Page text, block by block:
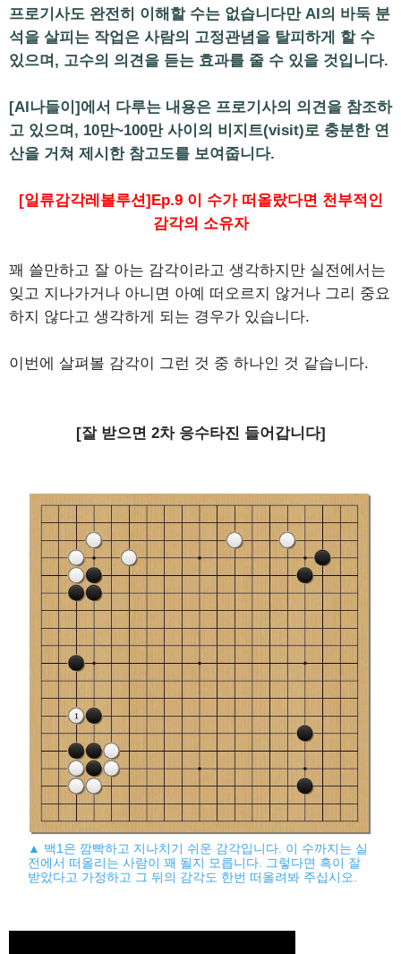
프로기사도 완전히 이해할 수는 없습니다만 AI의 바둑 분
석을 살피는 작업은 사람의 고정관념을 탈피하게 할 수
있으며, 고수의 의견을 듣는 효과를 줄 수 있을 것입니다.
[AI나들이]에서 다루는 내용은 프로기사의 의견을 참조하
고 있으며, 10만~100만 사이의 비지트(visit)로 충분한 연
산을 거쳐 제시한 참고도를 보여줍니다.
[일류감각레볼루션]Ep.9 이 수가 떠올랐다면 천부적인
감각의 소유자
꽤 쓸만하고 잘 아는 감각이라고 생각하지만 실전에서는
잊고 지나가거나 아니면 아예 떠오르지 않거나 그리 중요
하지 않다고 생각하게 되는 경우가 있습니다.
이번에 살펴볼 감각이 그런 것 중 하나인 것 같습니다.
[잘 받으면 2차 응수타진 들어갑니다]
▲ 백1은 깜빡하고 지나치기 쉬운 감각입니다. 이 수까지는 실
전에서 떠올리는 사람이 꽤 될지 모릅니다. 그렇다면 흑이 잘
받았다고 가정하고 그 뒤의 감각도 한번 떠올려봐 주십시오.